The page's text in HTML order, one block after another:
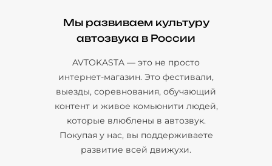
Мы развиваем культуру
автозвука в России
AVTOKASTA — это не просто
интернет-магазин. Это фестивали,
выезды, соревнования, обучающий
контент и живое комьюнити людей,
которые влюблены в автозвук.
Покупая у нас, вы поддерживаете
развитие всей движухи.